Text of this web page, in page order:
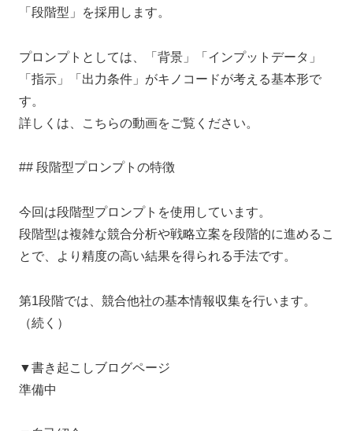
「段階型」を採用します。
プロンプトとしては、「背景」「インプットデータ」
「指示」「出力条件」がキノコードが考える基本形で
す。
詳しくは、こちらの動画をご覧ください。
## 段階型プロンプトの特徴
今回は段階型プロンプトを使用しています。
段階型は複雑な競合分析や戦略立案を段階的に進めるこ
とで、より精度の高い結果を得られる手法です。
第1段階では、競合他社の基本情報収集を行います。
（続く）
▼書き起こしブログページ
準備中